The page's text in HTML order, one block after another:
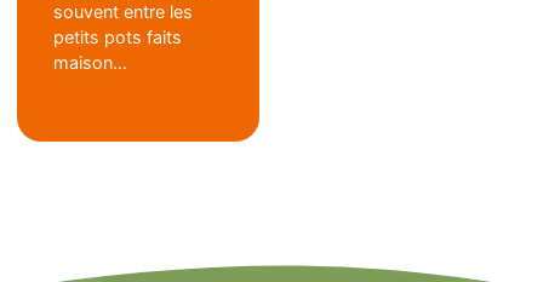
souvent entre les
petits pots faits
maison…